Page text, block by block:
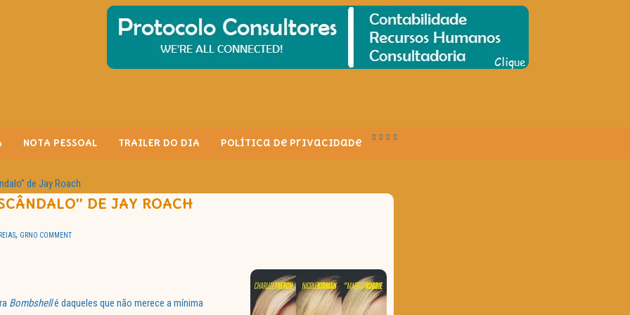
NOTA PESSOAL TRAILER DO DIA Política de Privacidade
de Jay Roach
DE JAY ROACH
, GRNO COMMENT
Bombshellé daqueles que não merece a mínima